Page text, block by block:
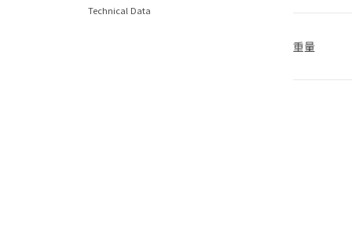
Technical Data
重量